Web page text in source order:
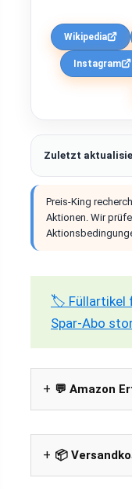
Wikipedia
Instagram
Zuletzt
Preis-King
Aktionen. Wir
🏷️ Füllartikel
Spar-Abo
💬 Amazon
📦